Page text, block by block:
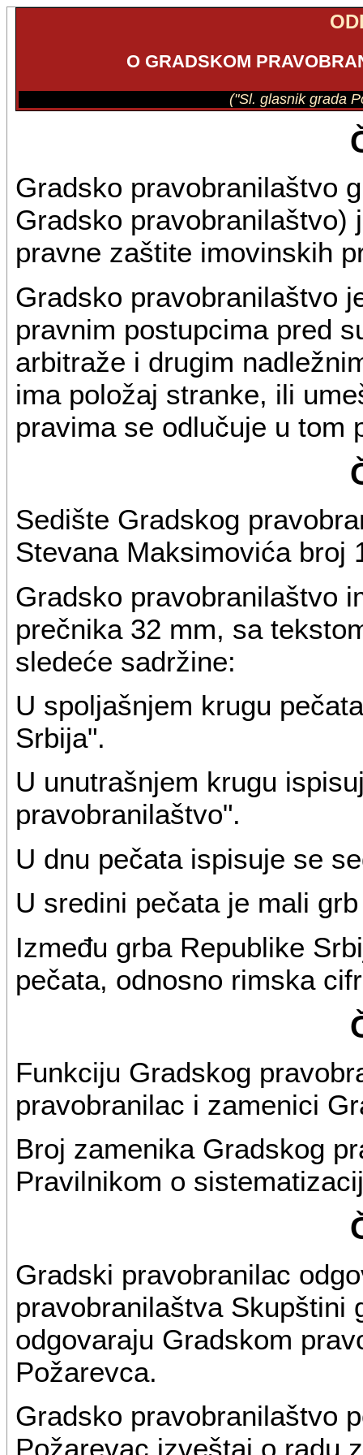
O GRADSKOM
("Sl. glasnik grada
Gradsko pravobranilaštvo
Gradsko pravobranilaštvo)
pravne zaštite imovinskih
Gradsko pravobranilaštvo
pravnim postupcima pred
arbitraže i drugim
ima položaj stranke, ili
pravima se odlučuje u tom
Sedište Gradskog
Stevana Maksimovića broj
Gradsko pravobranilaštvo
prečnika 32 mm, sa
sledeće sadržine:
U spoljašnjem krugu
Srbija".
U unutrašnjem krugu
pravobranilaštvo".
U dnu pečata ispisuje se
U sredini pečata je mali
Između grba Republike
pečata, odnosno rimska
Funkciju Gradskog
pravobranilac i zamenici
Broj zamenika Gradskog
Pravilnikom o
Gradski pravobranilac
pravobranilaštva Skupštini
odgovaraju Gradskom
Požarevca.
Gradsko pravobranilaštvo
Požarevac izveštaj o radu